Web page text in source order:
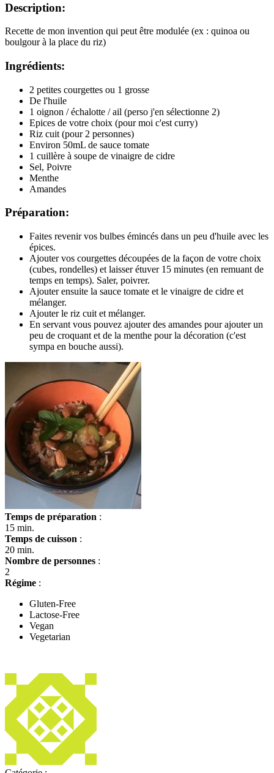
Description:
Recette de mon invention qui peut être modulée (ex : quinoa ou
boulgour à la place du riz)
Ingrédients:
2 petites courgettes ou 1 grosse
De l'huile
1 oignon / échalotte / ail (perso j'en sélectionne 2)
Epices de votre choix (pour moi c'est curry)
Riz cuit (pour 2 personnes)
Environ 50mL de sauce tomate
1 cuillère à soupe de vinaigre de cidre
Sel, Poivre
Menthe
Amandes
Préparation:
Faites revenir vos bulbes émincés dans un peu d'huile avec les
épices.
Ajouter vos courgettes découpées de la façon de votre choix
(cubes, rondelles) et laisser étuver 15 minutes (en remuant de
temps en temps). Saler, poivrer.
Ajouter ensuite la sauce tomate et le vinaigre de cidre et
mélanger.
Ajouter le riz cuit et mélanger.
En servant vous pouvez ajouter des amandes pour ajouter un
peu de croquant et de la menthe pour la décoration (c'est
sympa en bouche aussi).
Temps de préparation :
15 min.
Temps de cuisson :
20 min.
Nombre de personnes :
2
Régime :
Gluten-Free
Lactose-Free
Vegan
Vegetarian